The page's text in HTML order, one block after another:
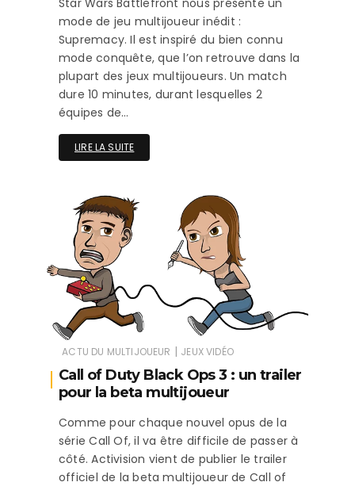
Star Wars Battlefront nous présente un
mode de jeu multijoueur inédit :
Supremacy. Il est inspiré du bien connu
mode conquête, que l’on retrouve dans la
plupart des jeux multijoueurs. Un match
dure 10 minutes, durant lesquelles 2
équipes de…
LIRE LA SUITE
ACTU DU MULTIJOUEUR | JEUX VIDÉO
Call of Duty Black Ops 3 : un trailer
pour la beta multijoueur
Comme pour chaque nouvel opus de la
série Call Of, il va être difficile de passer à
côté. Activision vient de publier le trailer
officiel de la beta multijoueur de Call of